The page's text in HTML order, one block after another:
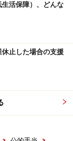
を満たさなくな
で注意が必要で
かどうかが変わ
康保険組合へ確
活保障）、どんな
止した場合の支援